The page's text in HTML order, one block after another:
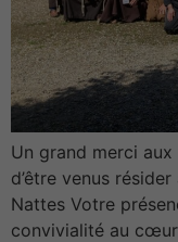
Un grand merci
d’être venus
Nattes Votre
convivialité au